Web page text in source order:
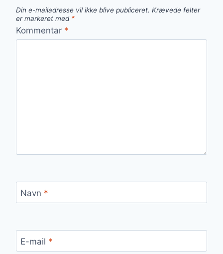
Din e-mailadresse vil ikke blive publiceret. Krævede felter
er markeret med *
Kommentar *
Navn *
E-mail *